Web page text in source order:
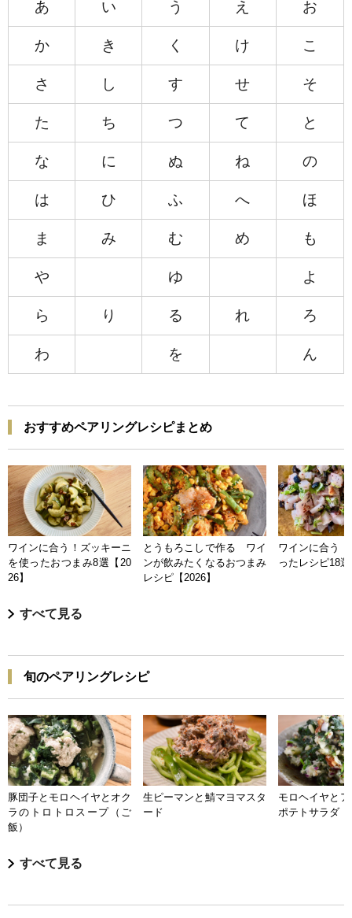
あ い う え お
か き く け こ
さ し す せ そ
た ち つ て と
な に ぬ ね の
は ひ ふ へ ほ
ま み む め も
や ゆ よ
ら り る れ ろ
わ を ん
おすすめペアリングレシピまとめ
ワインに合う！ズッキーニ
を使ったおつまみ8選【20
26】
とうもろこしで作る ワイ
ンが飲みたくなるおつまみ
レシピ【2026】
ワインに合う
ったレシピ18
すべて見る
旬のペアリングレシピ
豚団子とモロヘイヤとオク
ラのトロトロスープ（ご
飯）
生ピーマンと鯖マヨマスタ
ード
モロヘイヤと
ポテトサラダ
すべて見る